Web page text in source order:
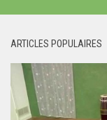
ARTICLES POPULAIRES